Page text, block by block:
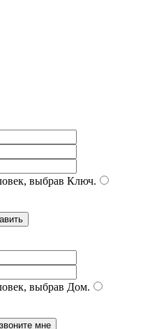
выбрав Ключ.
выбрав Дом.